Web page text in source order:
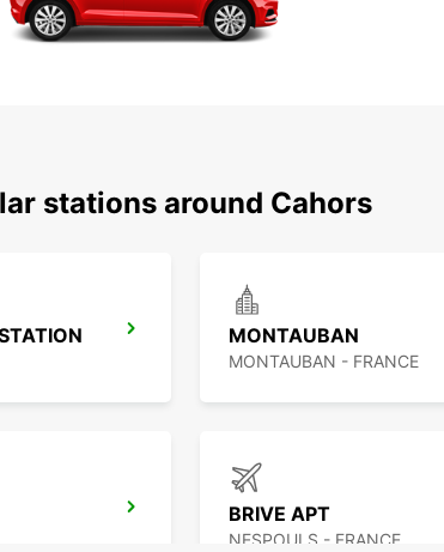
stations around Cahors
MONTAUBAN
MONTAUBAN - FRANCE
BRIVE APT
NESPOULS - FRANCE